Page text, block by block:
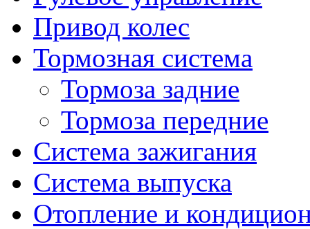
Привод колес
Тормозная система
Тормоза задние
Тормоза передние
Система зажигания
Система выпуска
Отопление и